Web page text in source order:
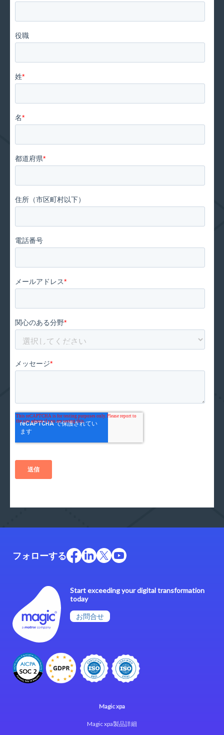
Start exceeding your digital transformation
today
お問合せ
フォローする
Magic xpa
Magic xpa製品詳細